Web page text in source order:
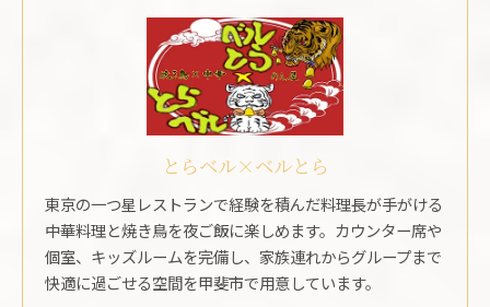
とらベル×ベルとら
東京の一つ星レストランで経験を積んだ料理長が手がける
中華料理と焼き鳥を夜ご飯に楽しめます。カウンター席や
個室、キッズルームを完備し、家族連れからグループまで
快適に過ごせる空間を甲斐市で用意しています。